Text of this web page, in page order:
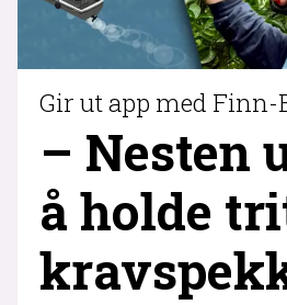
Gir ut app med Finn-
– Nesten
å holde